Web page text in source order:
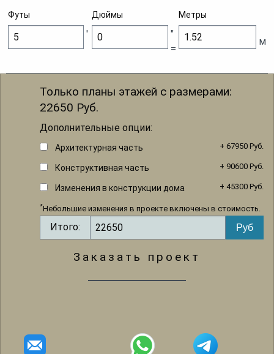
Футы Дюймы Метры
'
"
=
м
Только планы этажей с размерами:
22650 Руб.
Дополнительные опции:
Архитектурная часть + 67950 Руб.
Конструктивная часть + 90600 Руб.
Изменения в конструкции дома + 45300 Руб.
*Небольшие изменения в проекте включены в стоимость.
Итого:
Заказать проект